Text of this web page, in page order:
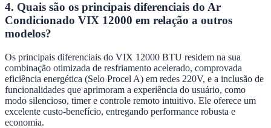
4. Quais são os principais diferenciais do Ar
Condicionado VIX 12000 em relação a outros
modelos?
Os principais diferenciais do VIX 12000 BTU residem na sua
combinação otimizada de resfriamento acelerado, comprovada
eficiência energética (Selo Procel A) em redes 220V, e a inclusão de
funcionalidades que aprimoram a experiência do usuário, como
modo silencioso, timer e controle remoto intuitivo. Ele oferece um
excelente custo-benefício, entregando performance robusta e
economia.